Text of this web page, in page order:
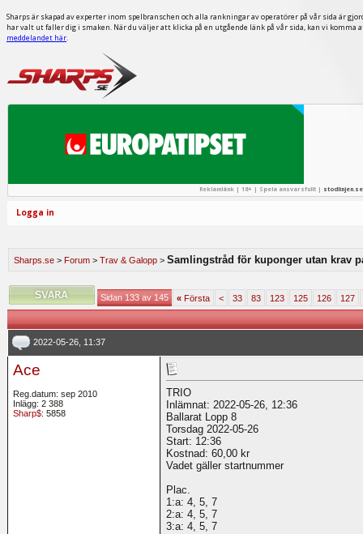
Sharps är skapad av experter inom spelbranschen och alla rankningar av operatörer på vår sida är
har valt ut faller dig i smaken. När du väljer att klicka på en utgående länk på vår sida, kan vi
meddelandet här.
Reklamlänk | 18+ | Spela ansvarsfullt | stodlinjen.se
Logga in
Sharps.se > Forum > Trav & Galopp > Samlingstråd för kuponger utan krav
Sidan 133 av 145 «Första < 33 83 123 125 126 127
2022-05-26, 11:37
Ace
Reg.datum: sep 2010
Inlägg: 2 388
Sharp$: 5858
TRIO
Inlämnat: 2022-05-26, 12:36
Ballarat Lopp 8
Torsdag 2022-05-26
Start: 12:36
Kostnad: 60,00 kr
Vadet gäller startnummer
Plac.
1:a: 4, 5, 7
2:a: 4, 5, 7
3:a: 4, 5, 7